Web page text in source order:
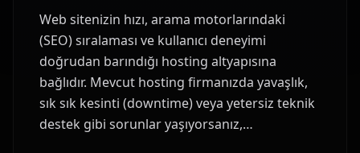
Web sitenizin hızı, arama motorlarındaki
(SEO) sıralaması ve kullanıcı deneyimi
doğrudan barındığı hosting altyapısına
bağlıdır. Mevcut hosting firmanızda yavaşlık,
sık sık kesinti (downtime) veya yetersiz teknik
destek gibi sorunlar yaşıyorsanız,…